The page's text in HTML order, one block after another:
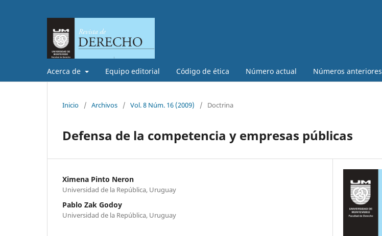
Acerca de Equipo editorial Código de ética Número actual Números anteriores
Inicio / Archivos / Vol. 8 Núm. 16 (2009) / Doctrina
Defensa de la competencia y empresas públicas
Ximena Pinto Neron
Universidad de la República, Uruguay
Pablo Zak Godoy
Universidad de la República, Uruguay